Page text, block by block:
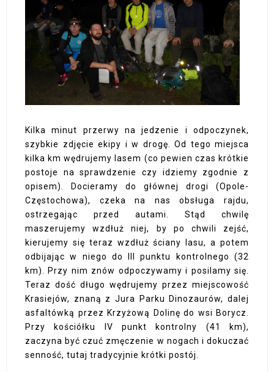
Kilka minut przerwy na jedzenie i odpoczynek,
szybkie zdjęcie ekipy i w drogę. Od tego miejsca
kilka km wędrujemy lasem (co pewien czas krótkie
postoje na sprawdzenie czy idziemy zgodnie z
opisem). Docieramy do głównej drogi (Opole-
Częstochowa), czeka na nas obsługa rajdu,
ostrzegając przed autami. Stąd chwilę
maszerujemy wzdłuż niej, by po chwili zejść,
kierujemy się teraz wzdłuż ściany lasu, a potem
odbijając w niego do III punktu kontrolnego (32
km). Przy nim znów odpoczywamy i posilamy się.
Teraz dość długo wędrujemy przez miejscowość
Krasiejów, znaną z Jura Parku Dinozaurów, dalej
asfaltówką przez Krzyżową Dolinę do wsi Borycz.
Przy kościółku IV punkt kontrolny (41 km),
zaczyna być czuć zmęczenie w nogach i dokuczać
senność, tutaj tradycyjnie krótki postój.